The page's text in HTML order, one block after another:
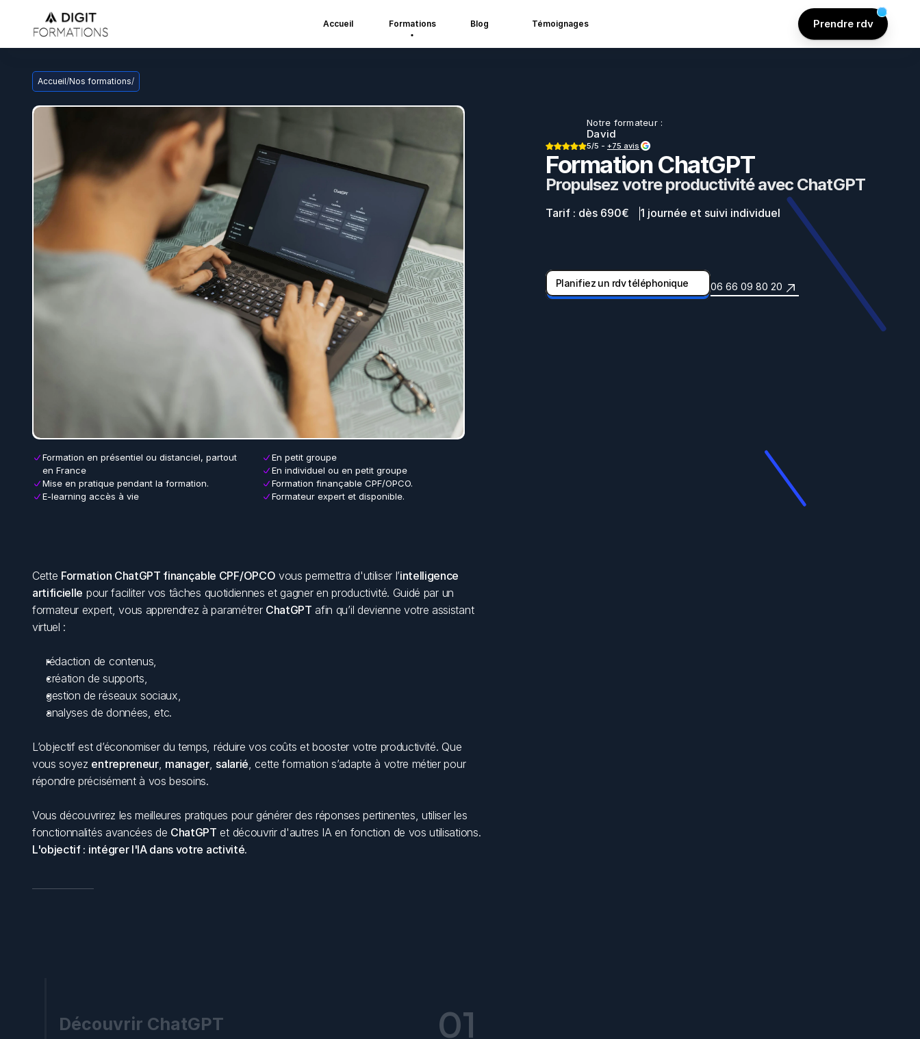
Accueil Formations Blog Témoignages Prendre rdv
Accueil/Nos formations/
Formation en présentiel ou distanciel, partout
en France
Mise en pratique pendant la formation.
E-learning accès à vie
En petit groupe
En individuel ou en petit groupe
Formation finançable CPF/OPCO.
Formateur expert et disponible.
Cette Formation ChatGPT finançable CPF/OPCO vous permettra d'utiliser l’intelligence
artificielle pour faciliter vos tâches quotidiennes et gagner en productivité. Guidé par un
formateur expert, vous apprendrez à paramétrer ChatGPT afin qu’il devienne votre assistant
virtuel :
rédaction de contenus,
création de supports,
gestion de réseaux sociaux,
analyses de données, etc.
L’objectif est d’économiser du temps, réduire vos coûts et booster votre productivité. Que
vous soyez entrepreneur, manager, salarié, cette formation s’adapte à votre métier pour
répondre précisément à vos besoins.
Vous découvrirez les meilleures pratiques pour générer des réponses pertinentes, utiliser les
fonctionnalités avancées de ChatGPT
L'objectif : intégrer l'IA dans votre activité.
Découvrir ChatGPT 01
Notre formateur :
David
5/5 - +75 avis
Formation ChatGPT
Propulsez votre productivité avec ChatGPT
Tarif : dès 690€ 1 journée et suivi individuel
Planifiez un rdv téléphonique 06 66 09 80 20